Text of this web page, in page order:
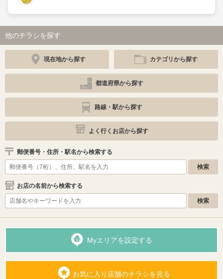
他のチラシを探す
現在地から探す カテゴリから探す
都道府県から探す
路線・駅から探す
よく行くお店から探す
郵便番号・住所・駅名から検索する
お店の名前から検索する
Myエリアを設定する
お気に入り店舗のチラシを見る